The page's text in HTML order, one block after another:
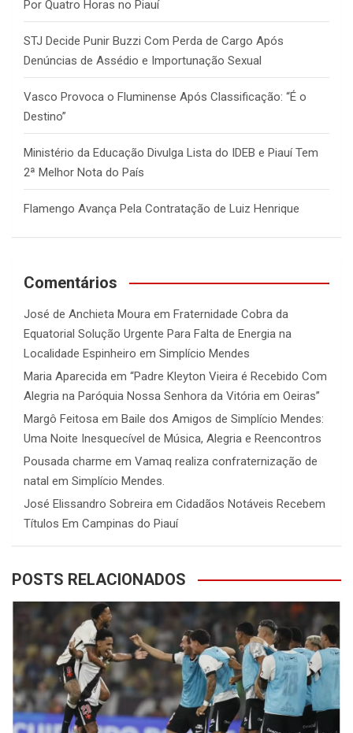
Por Quatro Horas no Piauí
STJ Decide Punir Buzzi Com Perda de Cargo Após
Denúncias de Assédio e Importunação Sexual
Vasco Provoca o Fluminense Após Classificação: “É o
Destino”
Ministério da Educação Divulga Lista do IDEB e Piauí Tem
2ª Melhor Nota do País
Flamengo Avança Pela Contratação de Luiz Henrique
Comentários
José de Anchieta Moura em Fraternidade Cobra da
Equatorial Solução Urgente Para Falta de Energia na
Localidade Espinheiro em Simplício Mendes
Maria Aparecida em “Padre Kleyton Vieira é Recebido Com
Alegria na Paróquia Nossa Senhora da Vitória em Oeiras”
Margô Feitosa em Baile dos Amigos de Simplício Mendes:
Uma Noite Inesquecível de Música, Alegria e Reencontros
Pousada charme em Vamaq realiza confraternização de
natal em Simplício Mendes.
José Elissandro Sobreira em Cidadãos Notáveis Recebem
Títulos Em Campinas do Piauí
POSTS RELACIONADOS